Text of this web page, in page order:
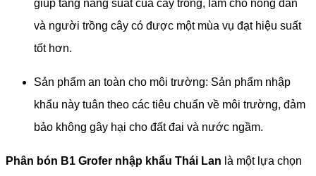
giúp tăng năng suất của cây trồng, làm cho nông dân
và người trồng cây có được một mùa vụ đạt hiệu suất
tốt hơn.
Sản phẩm an toàn cho môi trường: Sản phẩm nhập
khẩu này tuân theo các tiêu chuẩn về môi trường, đảm
bảo không gây hại cho đất đai và nước ngầm.
Phân bón B1 Grofer nhập khẩu Thái Lan là một lựa chọn